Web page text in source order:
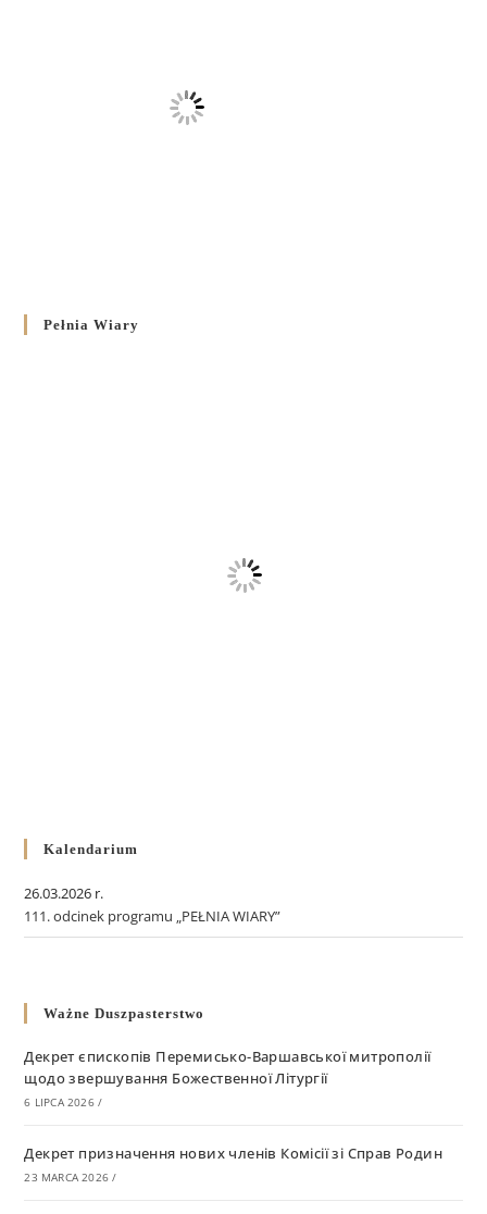
Pełnia Wiary
Kalendarium
26.03.2026 r.
111. odcinek programu „PEŁNIA WIARY”
Ważne Duszpasterstwo
Декрет єпископів Перемисько-Варшавської митрополії
щодо звершування Божественної Літургії
6 LIPCA 2026 /
Декрет призначення нових членів Комісії зі Справ Родин
23 MARCA 2026 /